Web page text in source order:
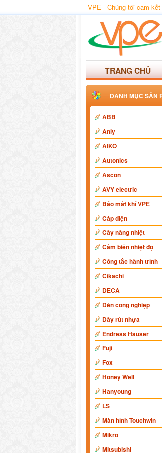
VPE - Chúng tôi cam
TRANG CHỦ
DANH MỤC SẢN
ABB
Anly
AIKO
Autonics
Ascon
AVY electric
Báo mất khí VPE
Cáp điện
Cây nâng nhiệt
Cảm biến nhiệt độ
Công tắc hành trình
Cikachi
DECA
Đèn công nghiệp
Dây rút nhựa
Endress Hauser
Fuji
Fox
Honey Well
Hanyoung
LS
Màn hình Touchwin
Mikro
Mitsubishi